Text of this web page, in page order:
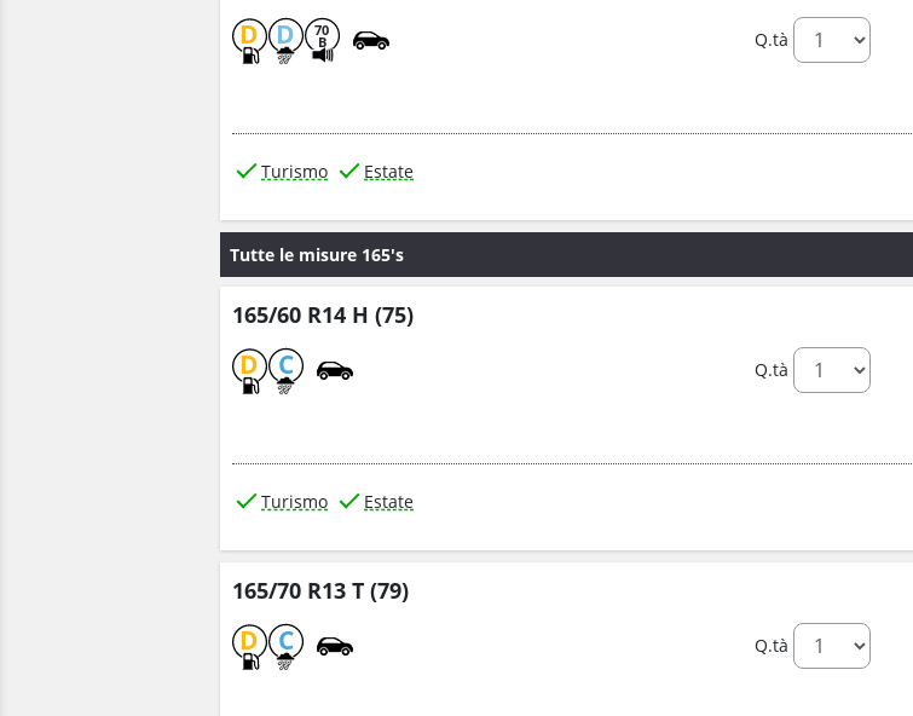
D D 70
B Q.tà
Turismo Estate
Tutte le misure 165's
165/60 R14 H (75)
D C Q.tà
Turismo Estate
165/70 R13 T (79)
D C Q.tà